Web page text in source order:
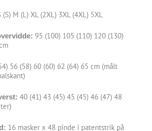
(S) M (L) XL (2XL) 3XL (4XL) 5XL
95 (100) 105 (110) 120 (130)
56 (58) 60 (60) 62 (64) 65 cm (målt
40 (41) 43 (45) 45 (45) 46 (47) 48
16 masker x 48 pinde i patentstrik på